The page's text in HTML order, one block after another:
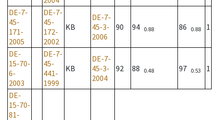
DE-7-
45-
171-
2005
DE-7-
45-
172-
2002
KB
DE-7-
45-3-
2006
90 94 0.88 86 0.88 1
DE-
15-70-
6-
2003
DE-7-
45-
441-
1999
KB
DE-7-
45-3-
2004
92 88 0.48 97 0.53 1
DE-
15-70-
81-